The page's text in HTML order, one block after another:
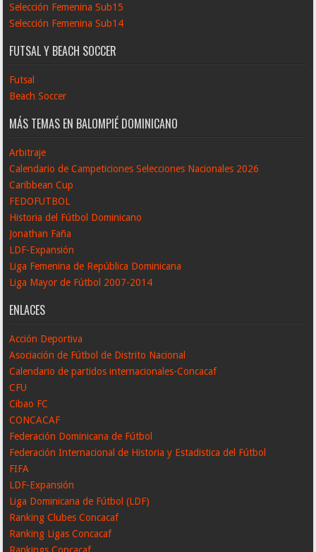
Selección Femenina Sub15
Selección Femenina Sub14
FUTSAL Y BEACH SOCCER
Futsal
Beach Soccer
MÁS TEMAS EN BALOMPIÉ DOMINICANO
Arbitraje
Calendario de Campeticiones Selecciones Nacionales 2026
Caribbean Cup
FEDOFUTBOL
Historia del Fútbol Dominicano
Jonathan Faña
LDF-Expansión
Liga Femenina de República Dominicana
Liga Mayor de Fútbol 2007-2014
ENLACES
Acción Deportiva
Asociación de Fútbol de Distrito Nacional
Calendario de partidos internacionales-Concacaf
CFU
Cibao FC
CONCACAF
Federación Dominicana de Fútbol
Federación Internacional de Historia y Estadistica del Fútbol
FIFA
LDF-Expansión
Liga Dominicana de Fútbol (LDF)
Ranking Clubes Concacaf
Ranking Ligas Concacaf
Rankings Concacaf